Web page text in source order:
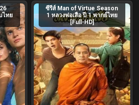
ไทย
ซีรีส์ Man of Virtue Season
1 หลวงพ่อเสือ ปี 1 พากย์ไทย
[Full-HD]